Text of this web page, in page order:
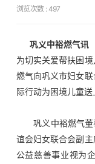
新闻动态
人才发展
浏览次数 :497
巩义中裕燃气讯
为切实关爱帮扶困
燃气向巩义市妇女
际行动为困境儿童送
巩义中裕燃气董
谊会妇女联合会副主
公益慈善事业视为